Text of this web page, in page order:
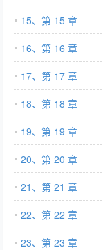
15、第 15 章
16、第 16 章
17、第 17 章
18、第 18 章
19、第 19 章
20、第 20 章
21、第 21 章
22、第 22 章
23、第 23 章